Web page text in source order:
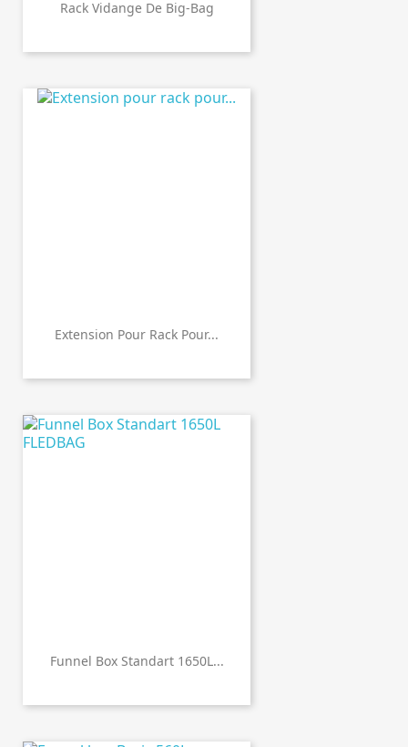
Rack Vidange De Big-Bag
Extension Pour Rack Pour...
Funnel Box Standart 1650L...